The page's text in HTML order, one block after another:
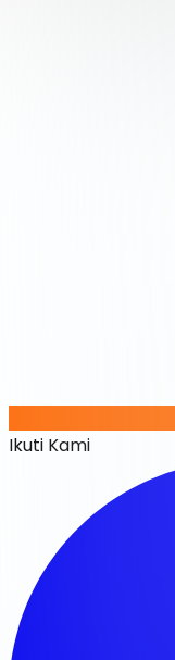
Ikuti Kami